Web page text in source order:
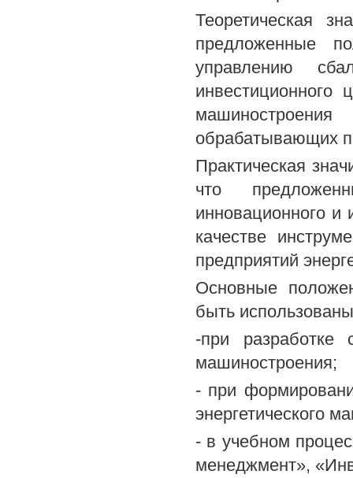
Теоретическая
предложенные
управлению
инвестиционного
обрабатывающих
Практическая
что
инновационного и
качестве
предприятий
Основные
быть
-при разработке
машиностроения;
- при
энергетического
- в учебном
менеджмент»,